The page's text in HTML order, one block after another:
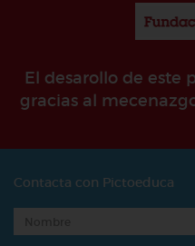
El desarollo de este
gracias al
Contacta con Pictoeduca